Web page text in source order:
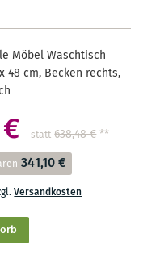
Möbel Waschtisch
48 cm, Becken rechts,
statt 638,48 €**
341,10 €
Versandkosten